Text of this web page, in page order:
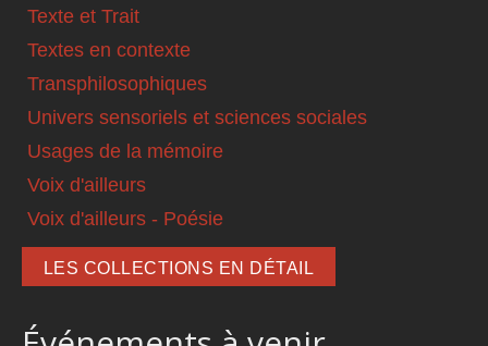
Texte et Trait
Textes en contexte
Transphilosophiques
Univers sensoriels et sciences sociales
Usages de la mémoire
Voix d'ailleurs
Voix d'ailleurs - Poésie
LES COLLECTIONS EN DÉTAIL